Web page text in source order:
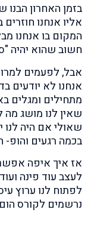
בזמן האחרון
אליו אנחנו
המקום בו אנחנו
חשוב שהוא יהיה
אבל, לפעמים
אנחנו לא יודעים
מתחילים ומגלים
שאין לנו מושג
שאולי אם היה לנו
בכמה רגעים והופ-
אז איך איפה
לעצב עוד פינה
לפתוח לנו ערוץ
נרשמים לקורס